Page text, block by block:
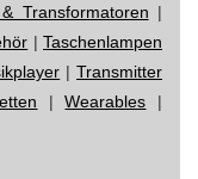
Transformatoren |
| Taschenlampen
| Transmitter
|Wearables |